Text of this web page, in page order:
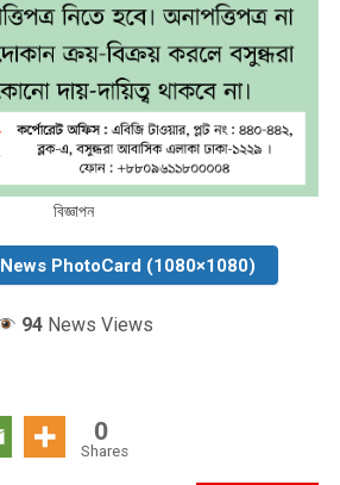
বিজ্ঞাপন
PhotoCard (1080×1080)
94News Views
0
Shares